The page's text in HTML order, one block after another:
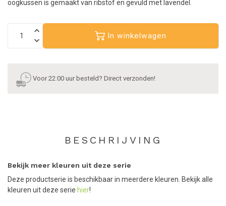
oogkussen is gemaakt van ribstof en gevuld met lavendel.
In winkelwagen
Voor 22:00 uur besteld? Direct verzonden!
BESCHRIJVING
Bekijk meer kleuren uit deze serie
Deze productserie is beschikbaar in meerdere kleuren. Bekijk alle
kleuren uit deze serie hier!